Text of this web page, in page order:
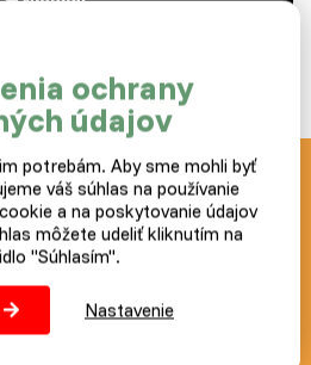
zasielame
e-mailu.
ochrany
údajov
potrebám. Aby sme mohli byť
váš súhlas na používanie
a na poskytovanie údajov
môžete udeliť kliknutím na
"Súhlasím".
Nastavenie